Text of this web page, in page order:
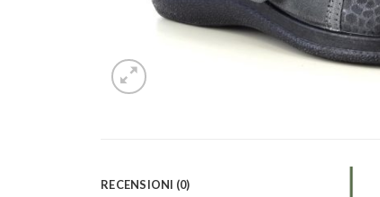
RECENSIONI (0)